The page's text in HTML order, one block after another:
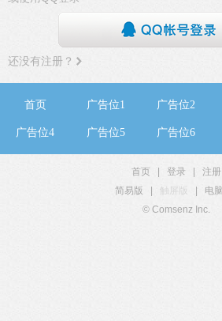
还没有注册？
首页 广告位1 广告位2
广告位4 广告位5 广告位6
首页 登录
注册
简易版
触屏版 电
© Comsenz Inc.